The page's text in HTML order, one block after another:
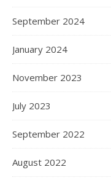
September 2024
January 2024
November 2023
July 2023
September 2022
August 2022